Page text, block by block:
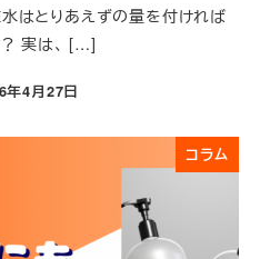
はとりあえずの量を付ければ
実は、 […]
年4月27日
コラム